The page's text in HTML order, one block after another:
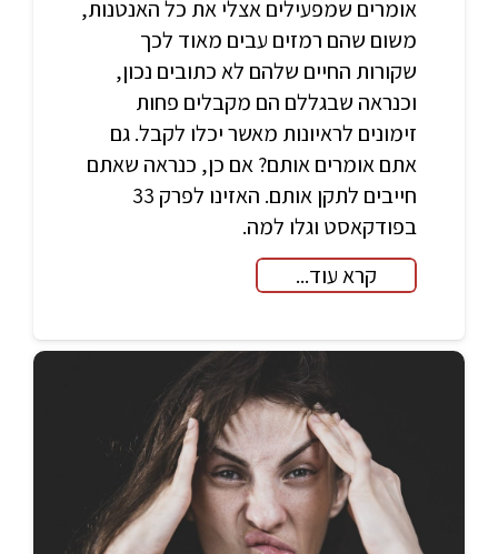
אומרים שמפעילים אצלי את כל האנטנות,
משום שהם רמזים עבים מאוד לכך
שקורות החיים שלהם לא כתובים נכון,
וכנראה שבגללם הם מקבלים פחות
זימונים לראיונות מאשר יכלו לקבל. גם
אתם אומרים אותם? אם כן, כנראה שאתם
חייבים לתקן אותם. האזינו לפרק 33
בפודקאסט וגלו למה.
קרא עוד...